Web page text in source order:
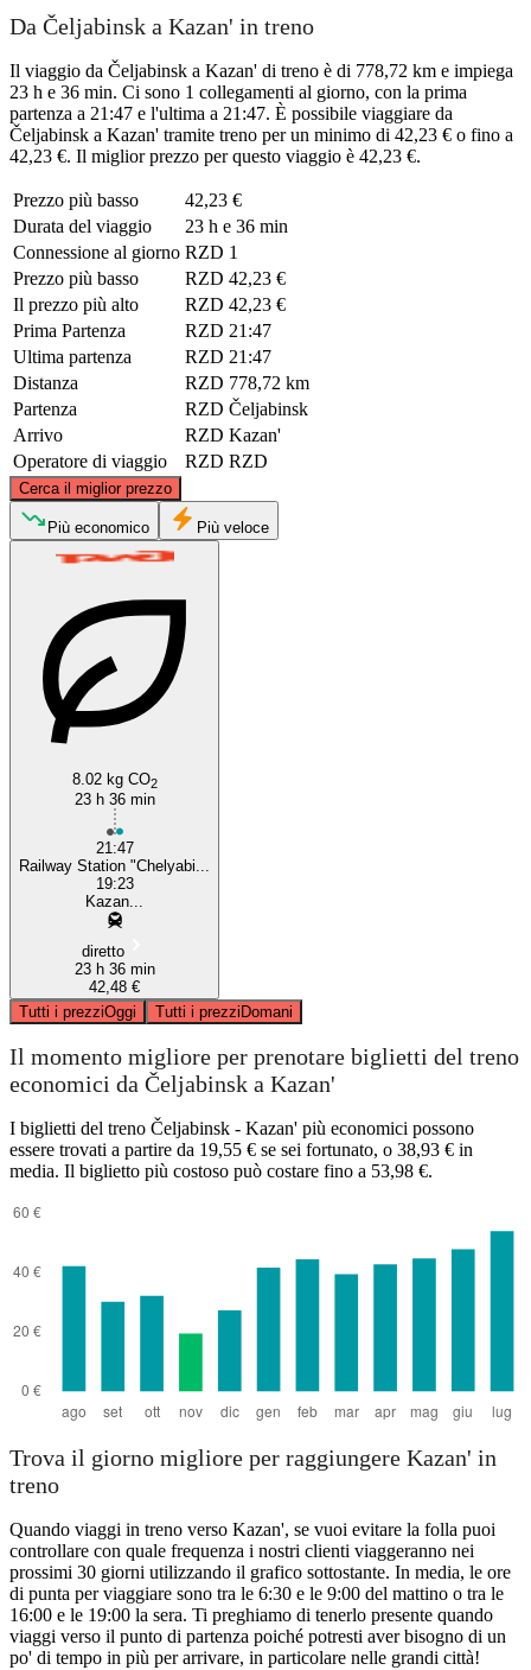
Da Čeljabinsk a Kazan' in treno
Il viaggio da Čeljabinsk a Kazan' di treno è di 778,72 km e impiega
23 h e 36 min. Ci sono 1 collegamenti al giorno, con la prima
partenza a 21:47 e l'ultima a 21:47. È possibile viaggiare da
Čeljabinsk a Kazan' tramite treno per un minimo di 42,23 € o fino a
42,23 €. Il miglior prezzo per questo viaggio è 42,23 €.
Prezzo più basso
42,23 €
Durata del viaggio
23 h e 36 min
Connessione al giorno RZD 1
Prezzo più basso
RZD 42,23 €
Il prezzo più alto
RZD 42,23 €
Prima Partenza
RZD 21:47
Ultima partenza
RZD 21:47
Distanza
RZD 778,72 km
Partenza
RZD Čeljabinsk
Arrivo
RZD Kazan'
Operatore di viaggio
RZD RZD
Cerca il miglior prezzo
Kazan’
Più economico Più veloce
8.02 kg CO2
23 h 36 min
21:47
Railway Station "Chelyabi...
19:23
Kazan...
diretto
23 h 36 min
42,48 €
Tutti i prezziOggi Tutti i prezziDomani
Il momento migliore per prenotare biglietti del treno
economici da Čeljabinsk a Kazan'
I biglietti del treno Čeljabinsk - Kazan' più economici possono
essere trovati a partire da 19,55 € se sei fortunato, o 38,93 € in
media. Il biglietto più costoso può costare fino a 53,98 €.
Trova il giorno migliore per raggiungere Kazan' in
treno
Quando viaggi in treno verso Kazan', se vuoi evitare la folla puoi
controllare con quale frequenza i nostri clienti viaggeranno nei
prossimi 30 giorni utilizzando il grafico sottostante. In media, le ore
di punta per viaggiare sono tra le 6:30 e le 9:00 del mattino o tra le
16:00 e le 19:00 la sera. Ti preghiamo di tenerlo presente quando
viaggi verso il punto di partenza poiché potresti aver bisogno di un
po' di tempo in più per arrivare, in particolare nelle grandi città!